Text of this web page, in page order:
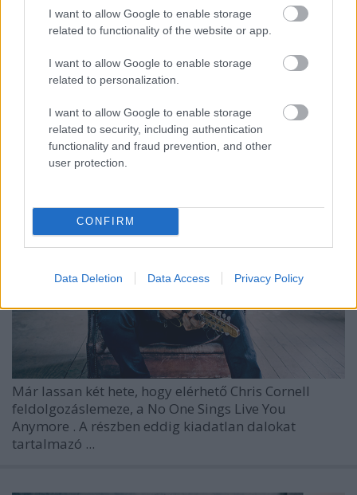
I want to allow Google to enable storage
related to functionality of the website or app.
I want to allow Google to enable storage
related to personalization.
I want to allow Google to enable storage
related to security, including authentication
functionality and fraud prevention, and other
user protection.
CONFIRM
Data Deletion Data Access Privacy Policy
Dalszöveges videó készült Chris
Cornell John Lennon feldolgozásához
theshattered•2020. december 23.
Már lassan két hete, hogy elérhető Chris Cornell
feldolgozáslemeze, a No One Sings Live You
Anymore . A részben eddig kiadatlan dalokat
tartalmazó ...